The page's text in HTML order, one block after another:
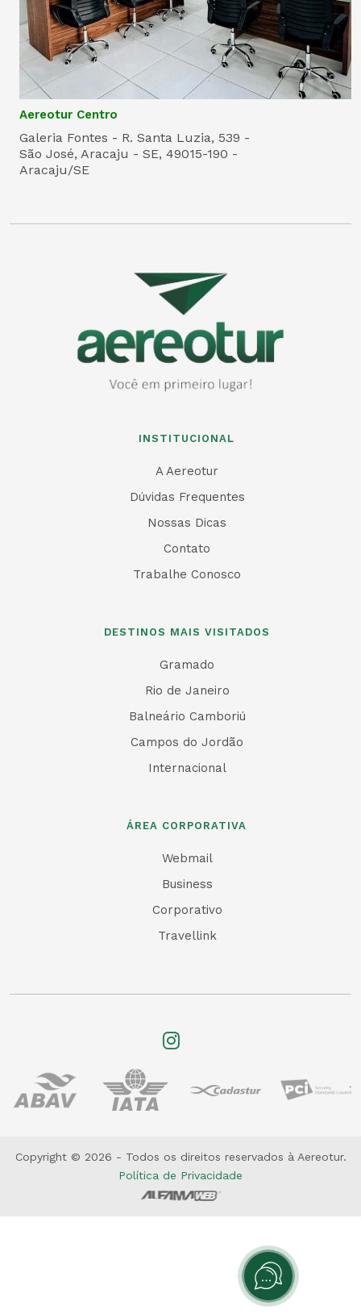
Aereotur Centro
Galeria Fontes - R. Santa Luzia, 539 -
São José, Aracaju - SE, 49015-190 -
Aracaju/SE
INSTITUCIONAL
A Aereotur
Dúvidas Frequentes
Nossas Dicas
Contato
Trabalhe Conosco
DESTINOS MAIS VISITADOS
Gramado
Rio de Janeiro
Balneário Camboriú
Campos do Jordão
Internacional
ÁREA CORPORATIVA
Webmail
Business
Corporativo
Travellink
Copyright © 2026 - Todos os direitos reservados à Aereotur.
Política de Privacidade